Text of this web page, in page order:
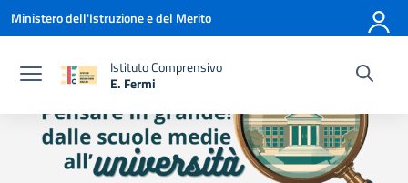
Vai ai contenuti
Vai al menu di navigazione
Vai al footer
Ministero dell'Istruzione e del Merito
Istituto Comprensivo
E. Fermi